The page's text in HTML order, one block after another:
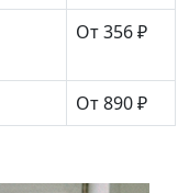
От 356 ₽
От 890 ₽